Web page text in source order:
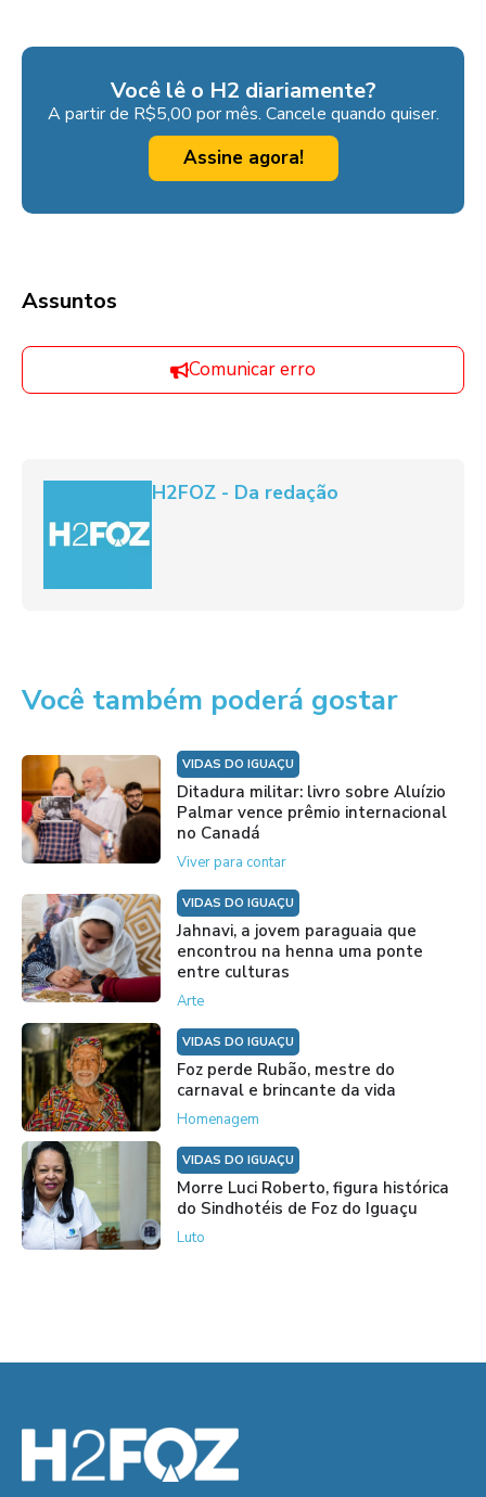
Você lê o H2 diariamente?
A partir de R$5,00 por mês. Cancele quando quiser.
Assine agora!
Assuntos
Comunicar erro
H2FOZ - Da redação
Você também poderá gostar
VIDAS DO IGUAÇU
Ditadura militar: livro sobre Aluízio
Palmar vence prêmio internacional
no Canadá
Viver para contar
VIDAS DO IGUAÇU
Jahnavi, a jovem paraguaia que
encontrou na henna uma ponte
entre culturas
Arte
VIDAS DO IGUAÇU
Foz perde Rubão, mestre do
carnaval e brincante da vida
Homenagem
VIDAS DO IGUAÇU
Morre Luci Roberto, figura histórica
do Sindhotéis de Foz do Iguaçu
Luto